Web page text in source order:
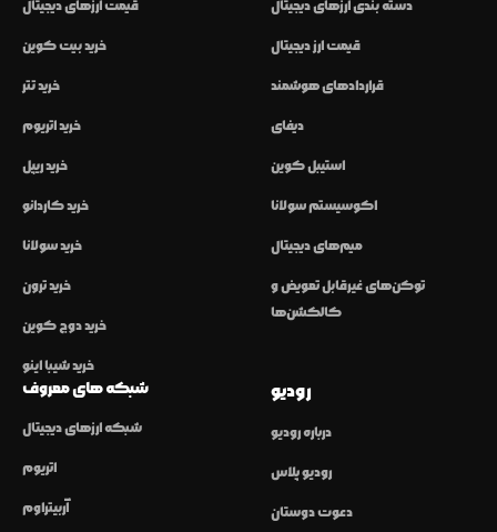
قیمت ارزهای دیجیتال
خرید بیت کوین
خرید تتر
خرید اتریوم
خرید ریپل
خرید کاردانو
خرید سولانا
خرید ترون
خرید دوج کوین
خرید شیبا اینو
دسته بندی ارزهای دیجیتال
قیمت ارز دیجیتال
قراردادهای هوشمند
دیفای
استیبل کوین
اکوسیستم سولانا
میم‌های دیجیتال
توکن‌های غیرقابل تعویض و
کالکشن‌ها
شبکه های معروف
شبکه ارزهای دیجیتال
اتریوم
آربیتراوم
رودیو
درباره رودیو
رودیو پلاس
دعوت دوستان